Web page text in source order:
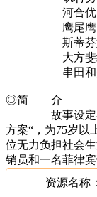
河合优
鹰尾鹰
斯蒂芬妮·
大方斐
串田和
◎简 介
故事设定在虚
方案“，为75岁以
位无力负担社会
销员和一名菲律
资源名称